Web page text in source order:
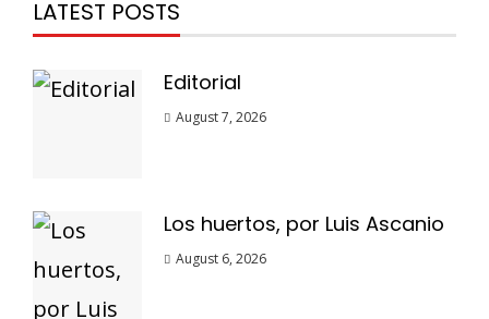
LATEST POSTS
Editorial
August 7, 2026
Los huertos, por Luis Ascanio
August 6, 2026